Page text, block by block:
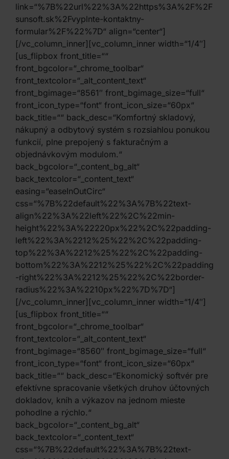
link=“%7B%22url%22%3A%22https%3A%2F%2F
sunsoft.sk%2Fvyplnte-kontaktny-
formular%2F%22%7D“ align=“center“]
[/vc_column_inner][vc_column_inner width=“1/4″]
[us_flipbox front_title=““
front_bgcolor=“_chrome_toolbar“
front_textcolor=“_alt_content_text“
front_bgimage=“8561″ front_bgimage_size=“full“
front_icon_type=“font“ front_icon_size=“60px“
back_title=““ back_desc=“Komfortný skladový,
nákupný a odbytový systém s rozsiahlou ponukou
funkcií, plne prepojený s fakturačným a
objednávkovým modulom.“
back_bgcolor=“_content_bg_alt“
back_textcolor=“_content_text“
easing=“easeInOutCirc“
css=“%7B%22default%22%3A%7B%22text-
align%22%3A%22left%22%2C%22min-
height%22%3A%22220px%22%2C%22padding-
left%22%3A%2212%25%22%2C%22padding-
top%22%3A%2212%25%22%2C%22padding-
bottom%22%3A%2212%25%22%2C%22padding
-right%22%3A%2212%25%22%2C%22border-
radius%22%3A%2210px%22%7D%7D“]
[/vc_column_inner][vc_column_inner width=“1/4″]
[us_flipbox front_title=““
front_bgcolor=“_chrome_toolbar“
front_textcolor=“_alt_content_text“
front_bgimage=“8560″ front_bgimage_size=“full“
front_icon_type=“font“ front_icon_size=“60px“
back_title=““ back_desc=“Ekonomický softvér pre
efektívne spracovanie všetkých druhov účtovných
dokladov, kníh a výkazov na jednom mieste
pohodlne a rýchlo.“
back_bgcolor=“_content_bg_alt“
back_textcolor=“_content_text“
css=“%7B%22default%22%3A%7B%22text-